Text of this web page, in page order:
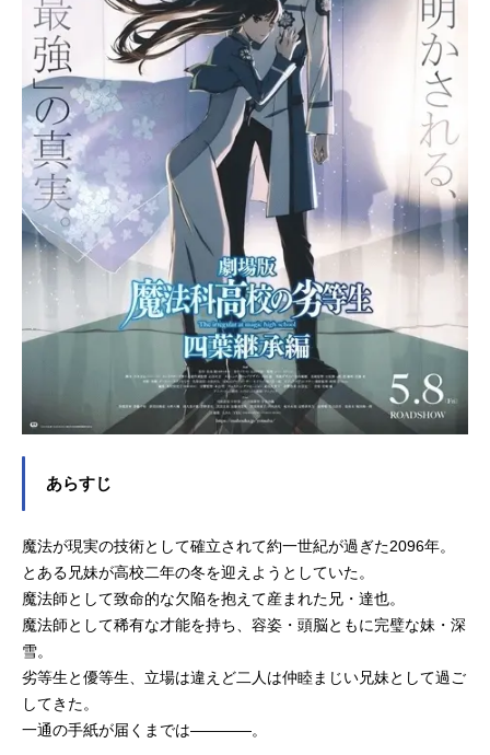
あらすじ
魔法が現実の技術として確立されて約一世紀が過ぎた2096年。
とある兄妹が高校二年の冬を迎えようとしていた。
魔法師として致命的な欠陥を抱えて産まれた兄・達也。
魔法師として稀有な才能を持ち、容姿・頭脳ともに完璧な妹・深
雪。
劣等生と優等生、立場は違えど二人は仲睦まじい兄妹として過ご
してきた。
一通の手紙が届くまでは――――。